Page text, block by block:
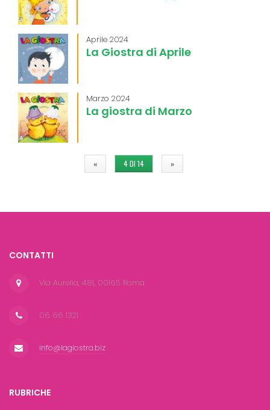
Aprile 2024
La Giostra di Aprile
Marzo 2024
La giostra di Marzo
« 4 DI 14 »
CONTATTI
Via Aurelia, 481, 00165 Roma
06 66 1321
info@lagiostra.biz
RUBRICHE